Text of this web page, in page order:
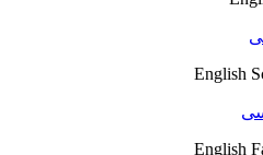
English
English